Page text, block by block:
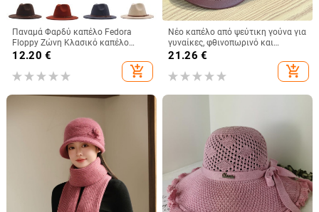
Παναμά Φαρδύ καπέλο Fedora
Floppy Ζώνη Κλασικό καπέλο
μάλλινη πόρπη Γυναικεία καπέλα
12.20 €
add_shopping_cart
Νέο καπέλο από ψεύτικη γούνα για
γυναίκες, φθινοπωρινό και
χειμερινό ρετρό μάλλινο καπέλο
2025, βρετανικό οκτάγωνο καπέλο
με επίπεδη κορυφή για
21.26 €
add_shopping_cart